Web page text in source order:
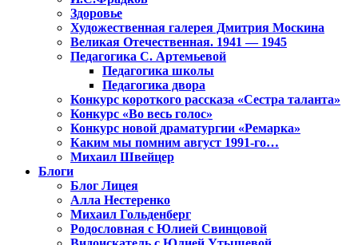
Здоровье
Художественная галерея Дмитрия Москина
Великая Отечественная. 1941 — 1945
Педагогика С. Артемьевой
Педагогика школы
Педагогика двора
Конкурс короткого рассказа «Сестра таланта»
Конкурс «Во весь голос»
Конкурс новой драматургии «Ремарка»
Каким мы помним август 1991-го…
Михаил Швейцер
Блоги
Блог Лицея
Алла Нестеренко
Михаил Гольденберг
Родословная с Юлией Свинцовой